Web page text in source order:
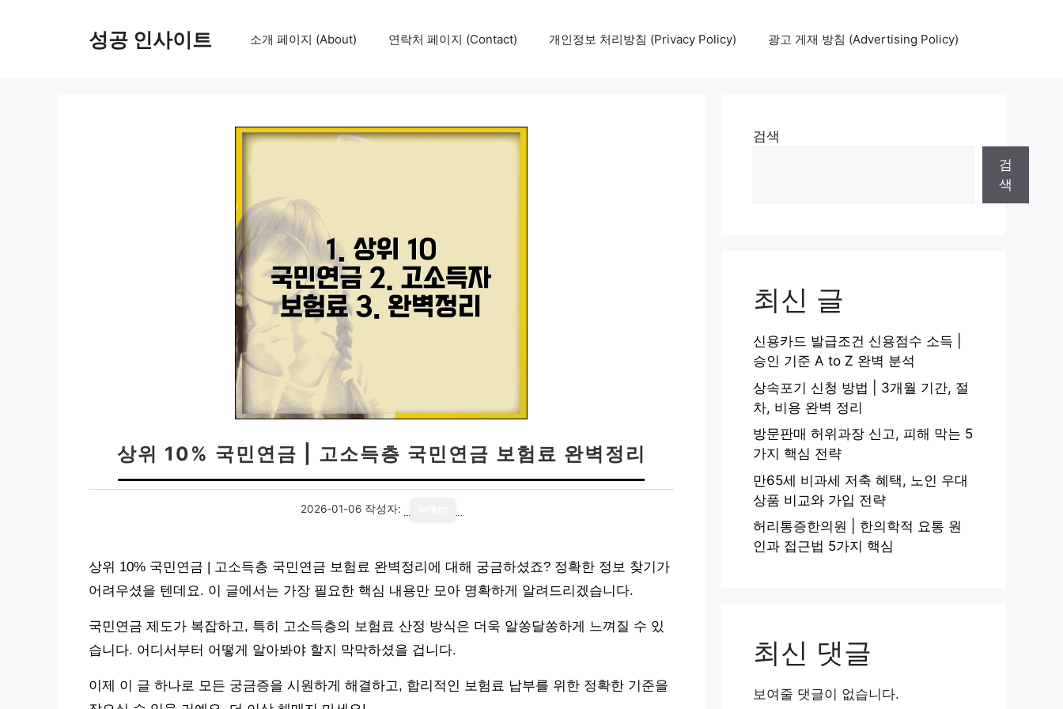
성공 인사이트 소개 페이지 (About) 연락처 페이지 (Contact) 개인정보 처리방침 (Privacy Policy) 광고 게재 방침 (Advertising Policy)
상위 10% 국민연금 | 고소득층 국민연금 보험료 완벽정리
2026-01-06 작성자:
상위 10% 국민연금 | 고소득층 국민연금 보험료 완벽정리에 대해 궁금하셨죠? 정확한 정보 찾기가
어려우셨을 텐데요. 이 글에서는 가장 필요한 핵심 내용만 모아 명확하게 알려드리겠습니다.
국민연금 제도가 복잡하고, 특히 고소득층의 보험료 산정 방식은 더욱 알쏭달쏭하게 느껴질 수 있
습니다. 어디서부터 어떻게 알아봐야 할지 막막하셨을 겁니다.
이제 이 글 하나로 모든 궁금증을 시원하게 해결하고, 합리적인 보험료 납부를 위한 정확한 기준을
검색
검
색
최신 글
신용카드 발급조건 신용점수 소득 |
승인 기준 A to Z 완벽 분석
상속포기 신청 방법 | 3개월 기간, 절
차, 비용 완벽 정리
방문판매 허위과장 신고, 피해 막는 5
가지 핵심 전략
만65세 비과세 저축 혜택, 노인 우대
상품 비교와 가입 전략
허리통증한의원 | 한의학적 요통 원
인과 접근법 5가지 핵심
최신 댓글
보여줄 댓글이 없습니다.